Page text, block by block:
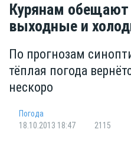
Курянам
выходные и
По прогнозам
тёплая погода
нескоро
Погода
18.10.2013 18:47
2115